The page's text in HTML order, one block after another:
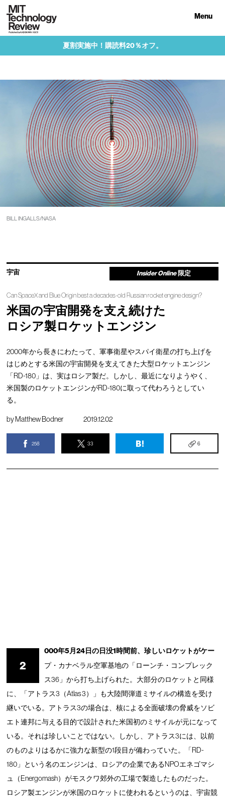
Menu
夏割実施中！購読料20％オフ。
BILL INGALLS/NASA
宇宙 Insider Online 限定
Can SpaceX and Blue Origin best a decades-old Russian rocket engine design?
米国の宇宙開発を支え続けた
ロシア製ロケットエンジン
2000年から長きにわたって、軍事衛星やスパイ衛星の打ち上げを
はじめとする米国の宇宙開発を支えてきた大型ロケットエンジン
「RD-180」は、実はロシア製だ。しかし、最近になりようやく、
米国製のロケットエンジンがRD-180に取って代わろうとしてい
る。
byMatthew Bodner 2019.12.02
258 33 6
2
000年5月24日の日没1時間前、珍しいロケットがケー
プ・カナベラル空軍基地の「ローンチ・コンプレック
ス36」から打ち上げられた。大部分のロケットと同様
に、「アトラス3（Atlas 3）」も大陸間弾道ミサイルの構造を受け
継いでいる。アトラス3の場合は、核による全面破壊の脅威をソビ
エト連邦に与える目的で設計された米国初のミサイルが元になって
いる。それは珍しいことではない。しかし、アトラス3には、以前
のものよりはるかに強力な新型の1段目が備わっていた。「RD-
180」という名のエンジンは、ロシアの企業であるNPOエネゴマシ
ュ（Energomash）がモスクワ郊外の工場で製造したものだった。
ロシア製エンジンが米国のロケットに使われるというのは、宇宙競